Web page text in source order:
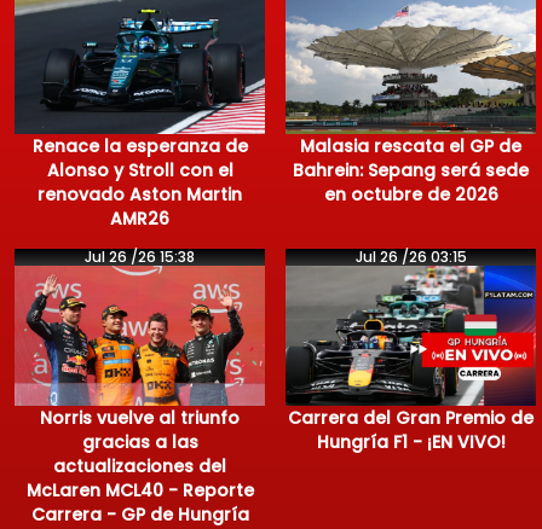
Renace la esperanza de
Alonso y Stroll con el
renovado Aston Martin
AMR26
Malasia rescata el GP de
Bahrein: Sepang será sede
en octubre de 2026
Jul 26 /26 15:38
Norris vuelve al triunfo
gracias a las
actualizaciones del
McLaren MCL40 - Reporte
Carrera - GP de Hungría
Jul 26 /26 03:15
Carrera del Gran Premio de
Hungría F1 - ¡EN VIVO!